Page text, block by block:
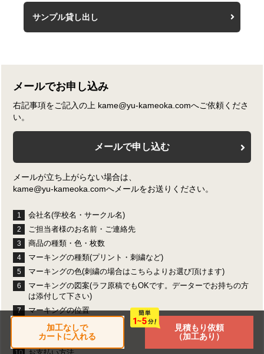
サンプル貸し出し
加工なしで
カートに入れる
見積もり依頼
（加工あり）
メールでお申し込み
右記事項をご記入の上 kame@yu-kameoka.comへご依頼くださ
い。
メールで申し込む
メールが立ち上がらない場合は、
kame@yu-kameoka.comへメールをお送りください。
1 会社名(学校名・サークル名)
2 ご担当者様のお名前・ご連絡先
3 商品の種類・色・枚数
4 マーキングの種類(プリント・刺繍など)
5 マーキングの色(刺繍の場合はこちらよりお選び頂けます)
6
マーキングの図案(ラフ原稿でもOKです。データーでお持ちの方
は添付して下さい)
7 マーキングの位置
商品の発送先及びご連絡先
希望納品日